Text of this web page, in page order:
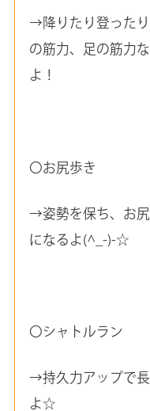
→降りたり登った
の筋力、足の筋力
よ！
〇お尻歩き
→姿勢を保ち、お
になるよ(^_-)-☆
〇シャトルラン
→持久力アップで
よ☆